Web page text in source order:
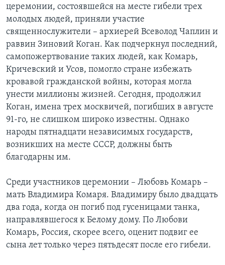
церемонии, состоявшейся на месте гибели трех
молодых людей, приняли участие
священнослужители – архиерей Всеволод Чаплин и
раввин Зиновий Коган. Как подчеркнул последний,
самопожертвование таких людей, как Комарь,
Кричевский и Усов, помогло стране избежать
кровавой гражданской войны, которая могла
унести миллионы жизней. Сегодня, продолжил
Коган, имена трех москвичей, погибших в августе
91-го, не слишком широко известны. Однако
народы пятнадцати независимых государств,
возникших на месте СССР, должны быть
благодарны им.
Среди участников церемонии – Любовь Комарь –
мать Владимира Комаря. Владимиру было двадцать
два года, когда он погиб под гусеницами танка,
направлявшегося к Белому дому. По Любови
Комарь, Россия, скорее всего, оценит подвиг ее
сына лет только через пятьдесят после его гибели.